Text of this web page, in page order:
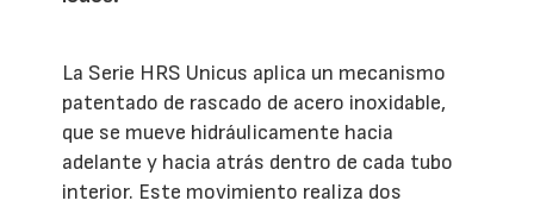
La Serie HRS Unicus aplica un mecanismo
patentado de rascado de acero inoxidable,
que se mueve hidráulicamente hacia
adelante y hacia atrás dentro de cada tubo
interior. Este movimiento realiza dos